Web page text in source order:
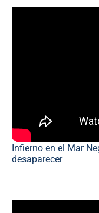
Infierno en el Mar
desaparecer